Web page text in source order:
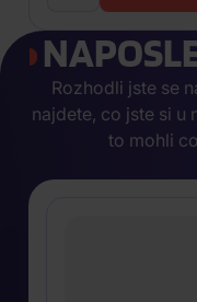
Rozhodli jste se
najdete, co jste si u
to mohli